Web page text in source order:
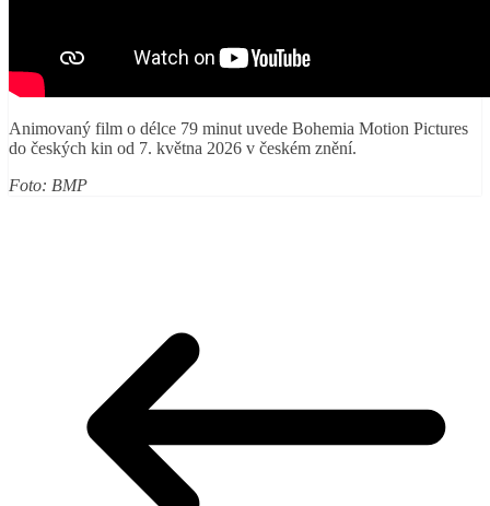
Animovaný film o délce 79 minut uvede Bohemia Motion Pictures
do českých kin od 7. května 2026 v českém znění.
Foto: BMP